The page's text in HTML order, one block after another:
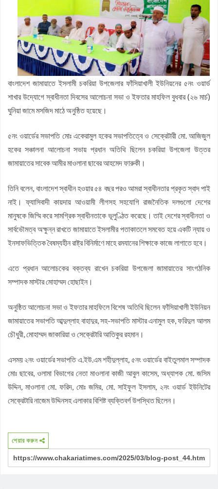
কফিল উদ্দিন
জয়নাল আবেদীন মহিউচ্ছুন্নাহ দাখিল মাদ্রাসায় বৃক্ষরোপণ কর্মসূচি অনুষ্ঠিত
সসাসের পাঁচদিনের সংগীত কর্মশালা সম্পন্ন
চকরিয়ায় উপজেলা স্কাউটসের মাসিক সভা অনুষ্ঠিত
বেগম রোকেয়া সাখাওয়াত হোসেন বৃত্তির তৃতীয় পুরস্কার পেলো তাসরিফুল
করিম
বেগম রোকেয়া সাখাওয়াত হোসেন বৃত্তির পুরস্কার পেলো পাঁচ শতাধিক
শিক্ষার্থী
চকরিয়ার ডুলাহাজারায় জামায়াতের শিক্ষাবৈঠক
চকরিয়া প্রেসক্লাবের উদ্যোগে জুলাই গণঅভ্যুত্থান দিবসের আলোচনা সভা
ও দোয়া মাহফিল
বাংলাদেশ জামায়াতে ইসলামী চকরিয়া উপজেলার ফাঁসিয়াখালী ইউনিয়নের ৫নং ওয়ার্ড
শাখার উদ্যোগে স্বাধীনতা দিবসের আলোচনা সভা ও ইফতার মাহফিল বুধবার (২৬ মার্চ)
ঘুনিয়া জামে মসজিদ মাঠে অনুষ্ঠিত হয়েছে।
৫নং ওয়ার্ডের সভাপতি মোঃ একেরামুল হকের সভাপতিত্বে ও সেক্রেটারী মো. আজিজুল
হকের সঞ্চালনা আলোচনা সভায় প্রধান অতিথি ছিলেন চকরিয়া উপজেলা উত্তর
জামায়াতের সাবেক আমীর মাওলানা ছাবের আহমেদ ফারুকী।
তিনি বলেন, বাংলাদেশ স্বাধীন হওয়ার ৫৪ বছর পরও আমরা স্বাধীনতার প্রকৃত স্বাদ পাই
নাই। ফ্যাসিবাদী কায়দায় আওয়ামী লীগসহ সহযোগি রাজনৈতিক দলগুলো দেশের
মানুষকে জিম্মি করে সামগ্রিক স্বাধীনতাকে ভূলুণ্ঠিত করেছে। তাই দেশের স্বাধীনতা ও
সার্বভৌমত্ব অক্ষুন্ন রাখতে জামায়াতে ইসলামীর পতাকাতলে সমবেত হয়ে একটি ন্যায় ও
ইনসাফভিত্তিক বৈষম্যহীন রাষ্ট্র বিনির্মাণে মাহে রমযানের শিক্ষাকে কাজে লাগাতে হবে।
এতে প্রধান আলোচকের বক্তব্য রাখেন চকরিয়া উপজেলা জামায়াতের সাংগঠনিক
সম্পাদক মাস্টার মোহাম্মদ হোছাইন।
অনুষ্ঠিত আলোচনা সভা ও ইফতার মাহফিলে বিশেষ অতিথি ছিলেন ফাঁসিয়াখালী ইউনিয়ন
জামায়াতের সভাপতি আব্দুল্লাহ বাহাদুর, সহ-সভাপতি মাস্টার এনামুল হক, ফরিদুল আলম
চৌধুরী, মোহাম্মদ জাকারিয়া ও সেক্রেটারি আতিকুর রহমান।
এসময় ২নং ওয়ার্ডের সভাপতি এ.ইউ.এম শহীদুল্লাহ, ৫নং ওয়ার্ডের বাইতুলমাল সম্পাদক
মোঃ ছাবের, ওলামা বিভাগের নেতা মাওলানা কাজী আবুল কাসেম, অধ্যাপক মো. জসিম
উদ্দিন, মাওলানা মো. ফরিদ, মোঃ জমির, মো. সাইফুল ইসলাম, ২নং ওয়ার্ড ইউনিটের
সেক্রেটারি নাজেম উদ্দিনসহ এলাকার বিশিষ্ট ব্যক্তিবর্গ উপস্থিত ছিলেন।
শেয়ার করুন